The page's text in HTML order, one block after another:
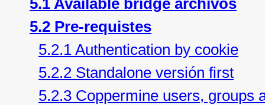
5.1 Available bridge archivos
5.2 Pre-requistes
5.2.1 Authentication by cookie
5.2.2 Standalone versión first
5.2.3 Coppermine users, groups